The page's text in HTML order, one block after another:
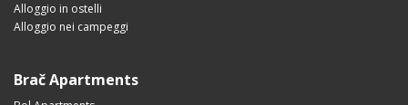
Alloggio in ostelli
Alloggio nei campeggi
Brač Apartments